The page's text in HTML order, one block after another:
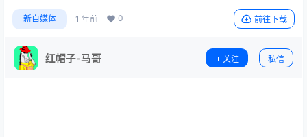
新自媒体 1 年前 0 前往下载
红帽子-马哥 关注 私信